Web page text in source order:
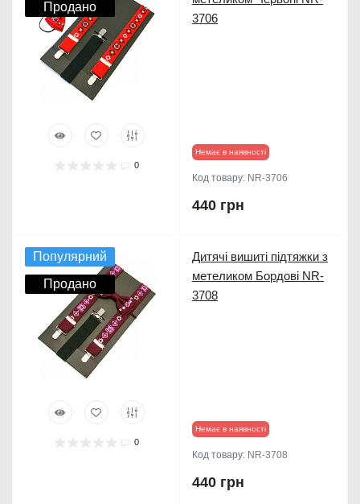
Продано
0
3706
Немає в наявності
Код товару: NR-3706
440 грн
Популярний
Продано
0
Дитячі вишиті підтяжки з
метеликом Бордові NR-
3708
Немає в наявності
Код товару: NR-3708
440 грн